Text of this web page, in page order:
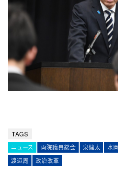
TAGS
ニュース 両院議員総会 泉健太 水
渡辺周
政治改革